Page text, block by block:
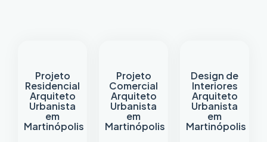
Projeto
Residencial
Arquiteto
Urbanista
em
Martinópolis
Projeto
Comercial
Arquiteto
Urbanista
em
Martinópolis
Design de
Interiores
Arquiteto
Urbanista
em
Martinópolis